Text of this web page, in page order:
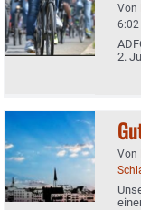
Von
6:02
2.
Von